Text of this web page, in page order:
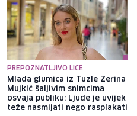
PREPOZNATLJIVO LICE
Mlada glumica iz Tuzle Zerina
Mujkić šaljivim snimcima
osvaja publiku: Ljude je uvijek
teže nasmijati nego rasplakati